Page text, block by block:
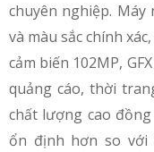
chuyên nghiệp.
và màu sắc chính
cảm biến 102MP,
quảng cáo, thời
chất lượng cao
ổn định hơn so với